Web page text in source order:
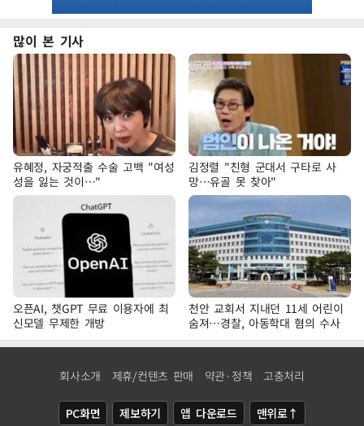
많이 본 기사
유혜정, 자궁적출 수술 고백 "여성
성을 잃는 것이…"
김정렬 "친형 군대서 구타로 사
망…유골 못 찾아"
오픈AI, 챗GPT 무료 이용자에 최
신모델 무제한 개방
천안 교회서 지내던 11세 어린이
숨져…경찰, 아동학대 혐의 수사
회사소개 제휴/컨텐츠 판매 약관·정책 고충처리
PC화면 제보하기 앱 다운로드 맨위로↑